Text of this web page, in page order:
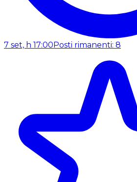
7 set, h 17:00 Posti rimanenti: 8